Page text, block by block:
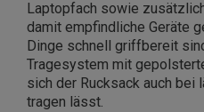
Laptopfach sowie
damit empfindliche Geräte
Dinge schnell griffbereit
Tragesystem mit
sich der Rucksack auch bei
tragen lässt.